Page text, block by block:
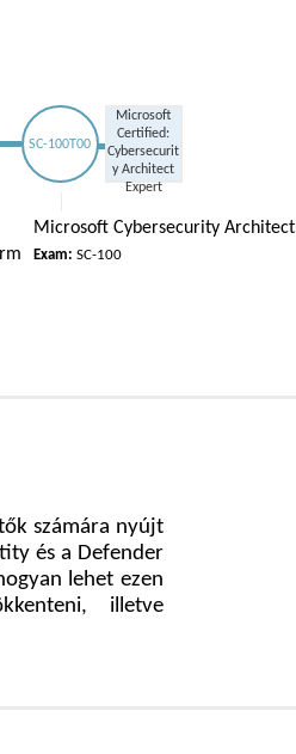
SC-100T00
Microsoft
Certified:
Cybersecurit
y Architect
Expert
Microsoft Cybersecurity Architect
Exam: SC-100
számára nyújt
és a Defender
lehet ezen
illetve